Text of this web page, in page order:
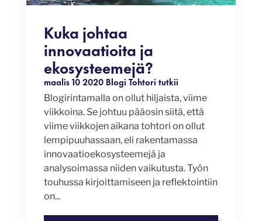
Kuka johtaa
innovaatioita ja
ekosysteemejä?
maalis 10 2020 Blogi Tohtori tutkii
Blogirintamalla on ollut hiljaista, viime
viikkoina. Se johtuu pääosin siitä, että
viime viikkojen aikana tohtori on ollut
lempipuuhassaan, eli rakentamassa
innovaatioekosysteemejä ja
analysoimassa niiden vaikutusta. Työn
touhussa kirjoittamiseen ja reflektointiin
on...